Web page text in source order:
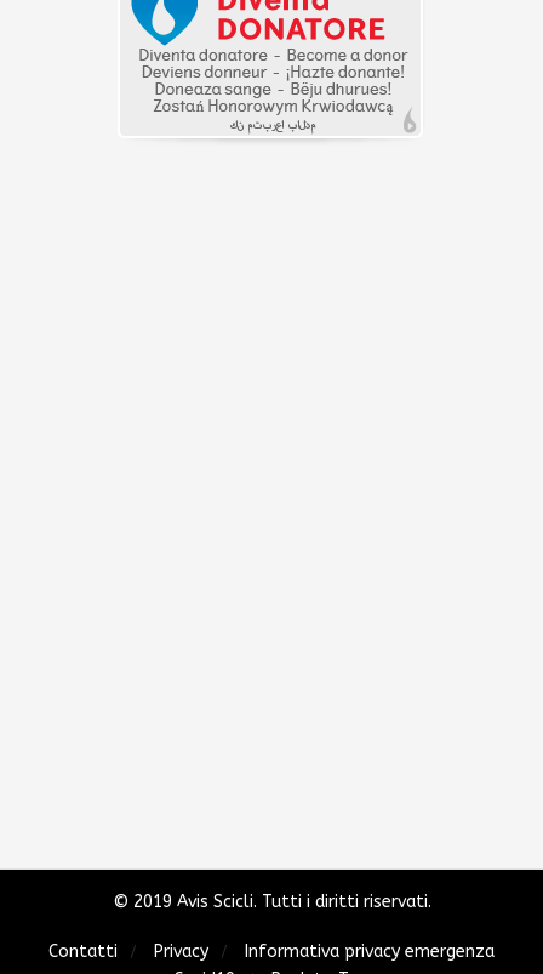
© 2019 Avis Scicli. Tutti i diritti riservati.
Contatti Privacy
Informativa privacy emergenza